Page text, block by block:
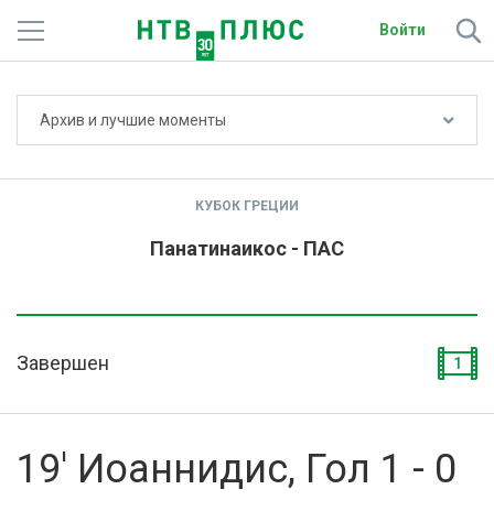
Войти
О сайте
Архив и лучшие моменты
КУБОК ГРЕЦИИ
Панатинаикос - ПАС
Завершен 1
19' Иоаннидис, Гол 1 - 0